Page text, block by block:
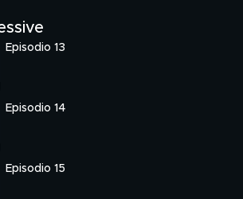
piu'. Il rapporto tra Ettore e
una cosa importante. Al tempo
affronta Elena: vuole o no diventare
di saperlo subito. Che rispondera'
Episodio 13
Episodio 14
Episodio 15